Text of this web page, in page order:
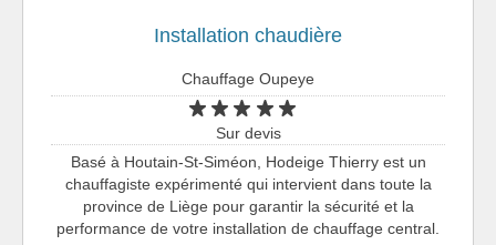
Installation chaudière
Chauffage Oupeye
Sur devis
Basé à Houtain-St-Siméon, Hodeige Thierry est un
chauffagiste expérimenté qui intervient dans toute la
province de Liège pour garantir la sécurité et la
performance de votre installation de chauffage central.